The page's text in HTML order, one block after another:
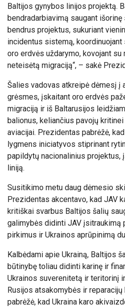
Baltijos gynybos linijos projektą.
bendradarbiavimą saugant
bendrus projektus, sukuriant
incidentus sistemą,
oro erdvės uždarymo, kovojant
neteisėtą migraciją“, – sakė
Šalies vadovas atkreipė dėmesį į
grėsmes, įskaitant oro erdvės
migraciją ir iš Baltarusijos
balionus, keliančius pavojų
aviacijai. Prezidentas pabrėžė,
lygmens iniciatyvos stiprinant
papildytų nacionalinius projektus,
liniją.
Susitikimo metu daug dėmesio
Prezidentas akcentavo, kad JAV
kritiškai svarbus Baltijos šalių
galimybės didinti JAV įsitraukimą
pirkimus ir Ukrainos aprūpinimą
Kalbėdami apie Ukrainą, Baltijos
būtinybę toliau didinti karinę ir
Ukrainos suverenitetą ir teritorinį
Rusijos atsakomybės ir
pabrėžė, kad Ukraina karo